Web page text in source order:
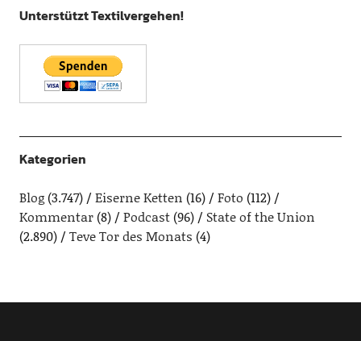
Unterstützt Textilvergehen!
Kategorien
Blog(3.747) Eiserne Ketten (16) Foto (112)
Kommentar(8) Podcast(96)
State of the Union
(2.890)
Teve Tor des Monats (4)